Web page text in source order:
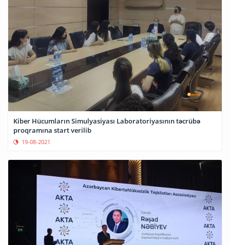
Kiber Hücumların Simulyasiyası Laboratoriyasının təcrübə
proqramına start verilib
19-08-2021